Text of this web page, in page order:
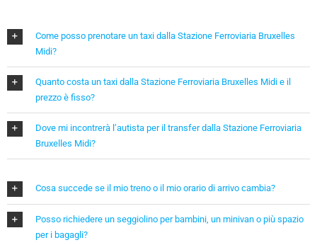
Come posso prenotare un taxi dalla Stazione Ferroviaria Bruxelles
Midi?
Quanto costa un taxi dalla Stazione Ferroviaria Bruxelles Midi e il
prezzo è fisso?
Dove mi incontrerà l’autista per il transfer dalla Stazione Ferroviaria
Bruxelles Midi?
Cosa succede se il mio treno o il mio orario di arrivo cambia?
Posso richiedere un seggiolino per bambini, un minivan o più spazio
per i bagagli?